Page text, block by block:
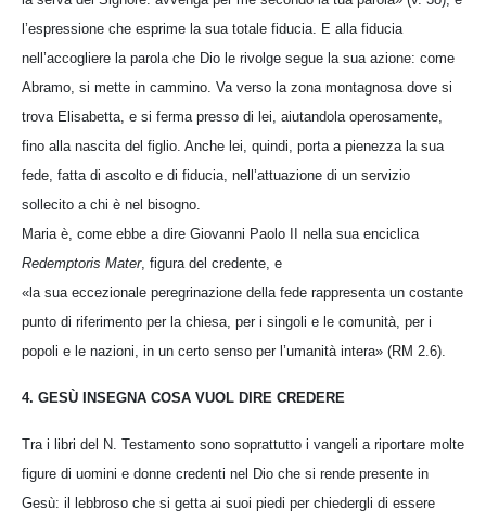
l’espressione che esprime la sua totale fiducia. E alla fiducia
nell’accogliere la parola che Dio le rivolge segue la sua azione: come
Abramo, si mette in cammino. Va verso la zona montagnosa dove si
trova Elisabetta, e si ferma presso di lei, aiutandola operosamente,
fino alla nascita del figlio. Anche lei, quindi, porta a pienezza la sua
fede, fatta di ascolto e di fiducia, nell’attuazione di un servizio
sollecito a chi è nel bisogno.
Maria è, come ebbe a dire Giovanni Paolo II nella sua enciclica
Redemptoris Mater, figura del credente, e
«la sua eccezionale peregrinazione della fede rappresenta un costante
punto di riferimento per la chiesa, per i singoli e le comunità, per i
popoli e le nazioni, in un certo senso per l’umanità intera» (RM 2.6).
4. GESÙ INSEGNA COSA VUOL DIRE CREDERE
Tra i libri del N. Testamento sono soprattutto i vangeli a riportare molte
figure di uomini e donne credenti nel Dio che si rende presente in
Gesù: il lebbroso che si getta ai suoi piedi per chiedergli di essere